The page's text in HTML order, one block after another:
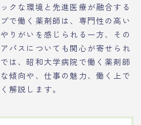
クな環境と先進医療が融合する
で働く薬剤師は、専門性の高い
りがいを感じられる一方、その
パスについても関心が寄せられ
は、昭和大学病院で働く薬剤師
傾向や、仕事の魅力、働く上で
解説します。